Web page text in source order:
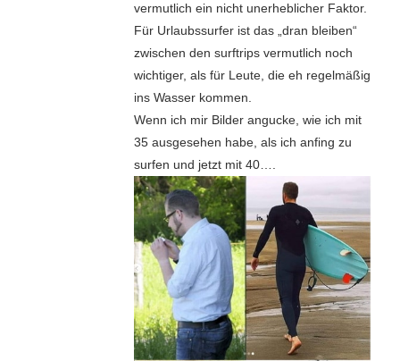
vermutlich ein nicht unerheblicher Faktor.
Für Urlaubssurfer ist das „dran bleiben“
zwischen den surftrips vermutlich noch
wichtiger, als für Leute, die eh regelmäßig
ins Wasser kommen.
Wenn ich mir Bilder angucke, wie ich mit
35 ausgesehen habe, als ich anfing zu
surfen und jetzt mit 40….